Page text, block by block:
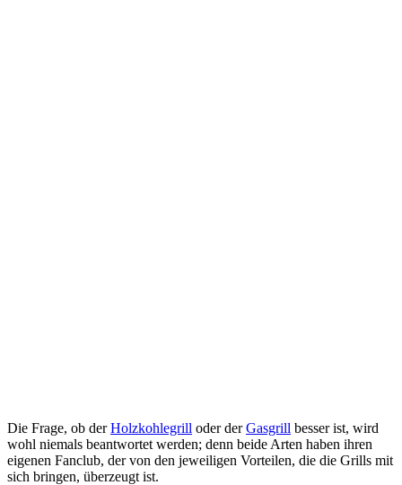
Die Frage, ob derHolzkohlegrill oder derGasgrill besser ist, wird
wohl niemals beantwortet werden; denn beide Arten haben ihren
eigenen Fanclub, der von den jeweiligen Vorteilen, die die Grills mit
sich bringen, überzeugt ist.